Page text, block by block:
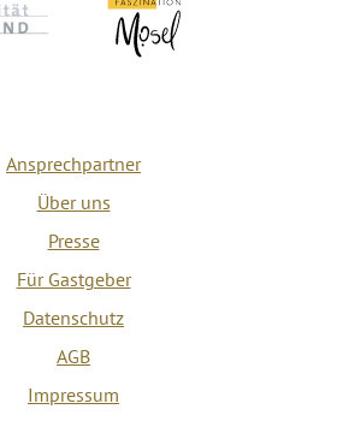
Ansprechpartner
Über uns
Presse
Für Gastgeber
Datenschutz
AGB
Impressum